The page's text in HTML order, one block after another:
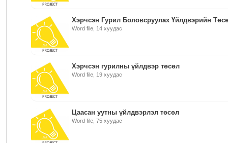
Хэрчсэн Гурил Боловсруулах Үйлдвэрийн
Word file, 14 хуудас
Хэрчсэн гурилны үйлдвэр төсөл
Word file, 19 хуудас
Цаасан уутны үйлдвэрлэл төсөл
Word file, 75 хуудас